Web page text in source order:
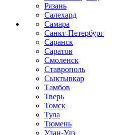
Рязань
Салехард
Самара
Санкт-Петербург
Саранск
Саратов
Смоленск
Ставрополь
Сыктывкар
Тамбов
Тверь
Томск
Тула
Тюмень
Улан-Удэ